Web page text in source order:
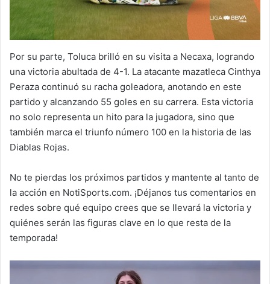
Por su parte, Toluca brilló en su visita a Necaxa, logrando
una victoria abultada de 4-1. La atacante mazatleca Cinthya
Peraza continuó su racha goleadora, anotando en este
partido y alcanzando 55 goles en su carrera. Esta victoria
no solo representa un hito para la jugadora, sino que
también marca el triunfo número 100 en la historia de las
Diablas Rojas.
No te pierdas los próximos partidos y mantente al tanto de
la acción en NotiSports.com. ¡Déjanos tus comentarios en
redes sobre qué equipo crees que se llevará la victoria y
quiénes serán las figuras clave en lo que resta de la
temporada!